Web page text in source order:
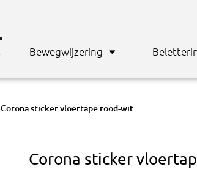
Bewegwijzering
Corona sticker vloertape rood-wit
Corona sticker